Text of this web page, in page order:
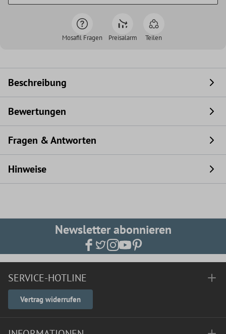
Mosafil Fragen Preisalarm Teilen
Beschreibung
Bewertungen
Fragen & Antworten
Hinweise
Newsletter abonnieren
SERVICE-HOTLINE
Vertrag widerrufen